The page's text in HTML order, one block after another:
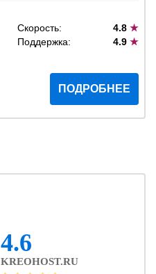
Скорость: 4.8 ★
Поддержка: 4.9 ★
ПОДРОБНЕЕ
4.6
KREOHOST.RU